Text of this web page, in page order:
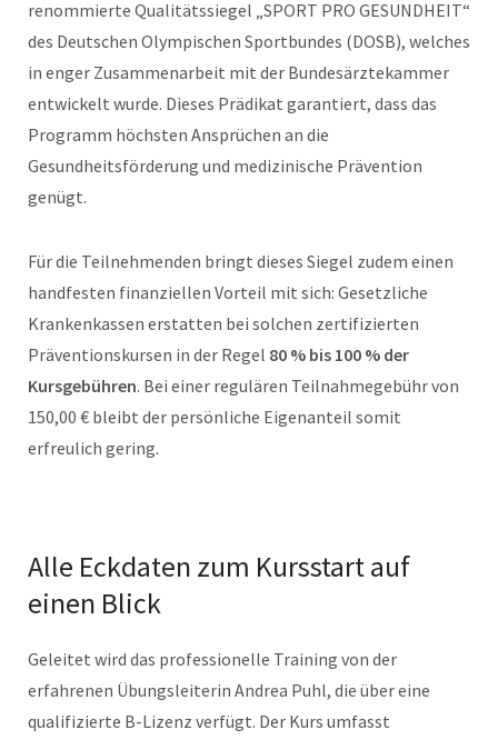
renommierte Qualitätssiegel „SPORT PRO GESUNDHEIT“
des Deutschen Olympischen Sportbundes (DOSB), welches
in enger Zusammenarbeit mit der Bundesärztekammer
entwickelt wurde. Dieses Prädikat garantiert, dass das
Programm höchsten Ansprüchen an die
Gesundheitsförderung und medizinische Prävention
genügt.
Für die Teilnehmenden bringt dieses Siegel zudem einen
handfesten finanziellen Vorteil mit sich: Gesetzliche
Krankenkassen erstatten bei solchen zertifizierten
Präventionskursen in der Regel 80 % bis 100 % der
Kursgebühren. Bei einer regulären Teilnahmegebühr von
150,00 € bleibt der persönliche Eigenanteil somit
erfreulich gering.
Alle Eckdaten zum Kursstart auf
einen Blick
Geleitet wird das professionelle Training von der
erfahrenen Übungsleiterin Andrea Puhl, die über eine
qualifizierte B-Lizenz verfügt. Der Kurs umfasst